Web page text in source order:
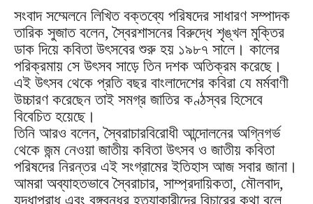
সংবাদ সম্মেলনে লিখিত বক্তব্যে পরিষদের সাধারণ সম্পাদক
তারিক সুজাত বলেন, স্বৈরশাসনের বিরুদ্ধে শৃঙ্খল মুক্তির
ডাক দিয়ে কবিতা উৎসবের শুরু হয় ১৯৮৭ সালে। কালের
পরিক্রমায় সে উৎসব সাড়ে তিন দশক অতিক্রম করেছে।
এই উৎসব থেকে প্রতি বছর বাংলাদেশের কবিরা যে মর্মবাণী
উচ্চারণ করেছেন তাই সমগ্র জাতির কণ্ঠস্বর হিসেবে
বিবেচিত হয়েছে।
তিনি আরও বলেন, স্বৈরাচারবিরোধী আন্দোলনের অগ্নিগর্ভ
থেকে জন্ম নেওয়া জাতীয় কবিতা উৎসব ও জাতীয় কবিতা
পরিষদের নিরন্তর এই সংগ্রামের ইতিহাস আজ সবার জানা।
আমরা অব্যাহতভাবে স্বৈরাচার, সাম্প্রদায়িকতা, মৌলবাদ,
যুদ্ধাপরাধ এবং বঙ্গবন্ধুর হত্যাকারীদের বিচারের কথা বলে